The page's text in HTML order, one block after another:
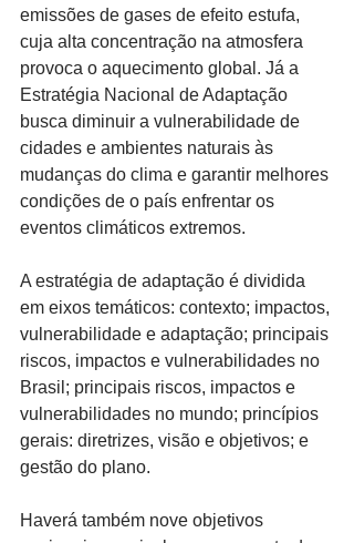
emissões de gases de efeito estufa,
cuja alta concentração na atmosfera
provoca o aquecimento global. Já a
Estratégia Nacional de Adaptação
busca diminuir a vulnerabilidade de
cidades e ambientes naturais às
mudanças do clima e garantir melhores
condições de o país enfrentar os
eventos climáticos extremos.
A estratégia de adaptação é dividida
em eixos temáticos: contexto; impactos,
vulnerabilidade e adaptação; principais
riscos, impactos e vulnerabilidades no
Brasil; principais riscos, impactos e
vulnerabilidades no mundo; princípios
gerais: diretrizes, visão e objetivos; e
gestão do plano.
Haverá também nove objetivos